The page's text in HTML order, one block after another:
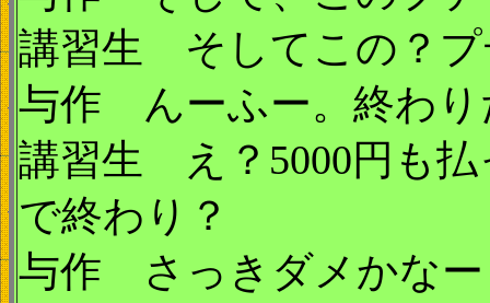
講習生 そしてこの？プ
与作 んーふー。終わり
講習生 え？5000円も払
で終わり？
与作 さっきダメかなー